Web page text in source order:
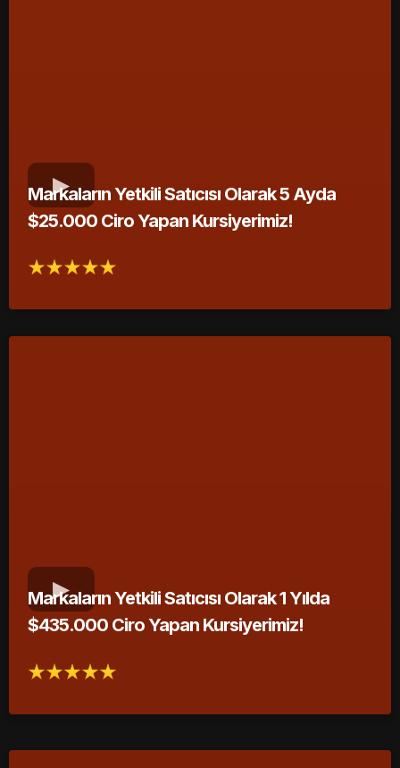
Markaların Yetkili Satıcısı Olarak 5 Ayda
$25.000 Ciro Yapan Kursiyerimiz!
Markaların Yetkili Satıcısı Olarak 1 Yılda
$435.000 Ciro Yapan Kursiyerimiz!